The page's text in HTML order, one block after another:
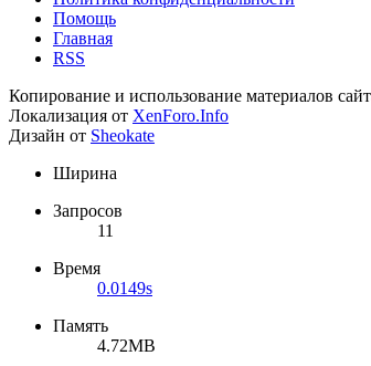
Помощь
Главная
RSS
Копирование и использование материалов
Локализация от XenForo.Info
Дизайн от Sheokate
Ширина
Запросов
11
Время
0.0149s
Память
4.72MB